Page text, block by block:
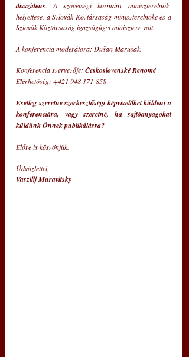
disszidens. A szövetségi kormány miniszterelnök-
helyettese, a Szlovák Köztársaság miniszterelnöke és a
Szlovák Köztársaság igazságügyi minisztere volt.
A konferencia moderátora: Dušan Marušak.
Konferencia szervezője: Československé Renomé
Elérhetőség: +421 948 171 858
Esetleg szeretne szerkesztőségi képviselőket küldeni a
konferenciára, vagy szeretné, ha sajtóanyagokat
küldünk Önnek publikálásra?
Előre is köszönjük.
Üdvözlettel,
Vaszilij Muravitsky